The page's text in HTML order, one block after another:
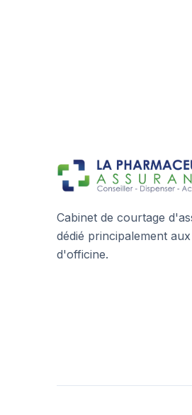
Cabinet de courtage
dédié principalement
d'officine.